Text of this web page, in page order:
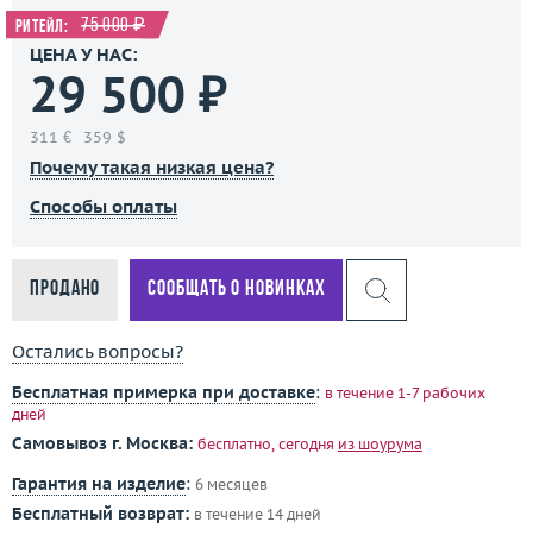
Ритейл: 75 000 ₽
ЦЕНА У НАС:
29 500 ₽
311 € 359 $
Почему такая низкая цена?
Способы оплаты
Продано Сообщать о новинках
Остались вопросы?
Бесплатная примерка при доставке: в течение 1-7 рабочих
дней
Самовывоз г. Москва: бесплатно, сегодня из шоурума
Гарантия на изделие: 6 месяцев
Бесплатный возврат: в течение 14 дней